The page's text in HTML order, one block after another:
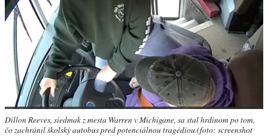
Dillon Reeves, siedmak z mesta Warren v Michigane, sa stal hrdinom po tom,
čo zachránil školský autobus pred potenciálnou tragédiou.(foto: screenshot